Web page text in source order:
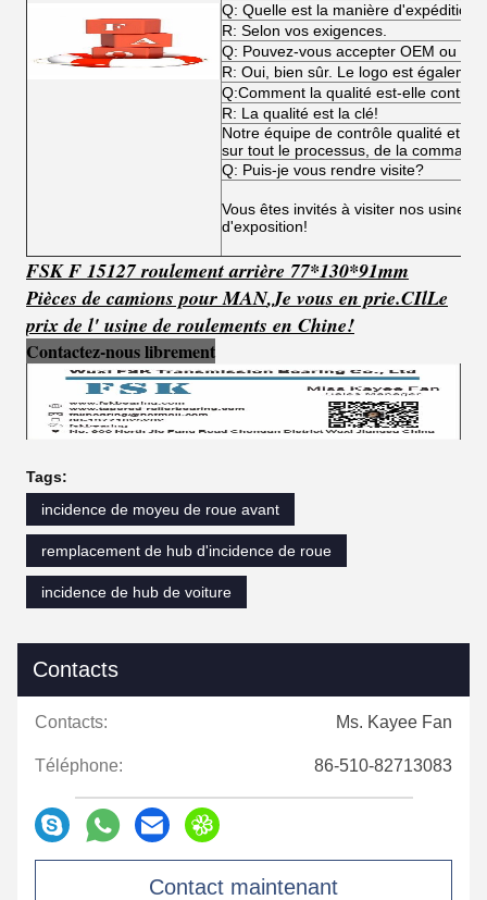
Q: Quelle est la manière d'expédition?
R: Selon vos exigences.
Q: Pouvez-vous accepter OEM ou
R: Oui, bien sûr. Le logo est
Q:Comment la qualité est-elle
R: La qualité est la clé!
Notre équipe de contrôle qualité et
sur tout le processus, de la
Q: Puis-je vous rendre visite?
Vous êtes invités à visiter nos usines,
d'exposition!
FSK F 15127 roulement arrière 77*130*91mm
Pièces de camions pour MAN,Je vous en prie.CIlLe
prix de l' usine de roulements en Chine!
Contactez-nous librement
Tags:
incidence de moyeu de roue avant
remplacement de hub d'incidence de roue
incidence de hub de voiture
Contacts
Contacts: Ms. Kayee Fan
Téléphone: 86-510-82713083
Contact maintenant